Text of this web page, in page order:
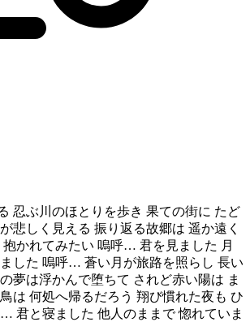
忍ぶ川のほとりを歩き 果ての街に たど
悲しく見える 振り返る故郷は 遥か遠く
抱かれてみたい 嗚呼… 君を見ました 月
した 嗚呼… 蒼い月が旅路を照らし 長い
夢は浮かんで堕ちて されど赤い陽は ま
は 何処へ帰るだろう 翔び慣れた夜も ひ
君と寝ました 他人のままで 惚れていま